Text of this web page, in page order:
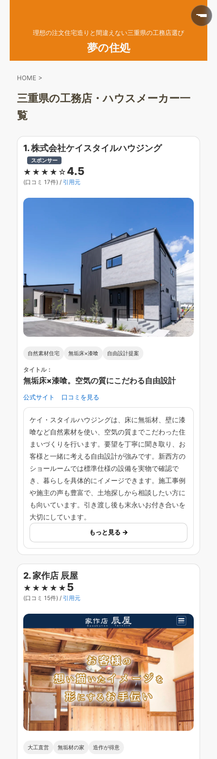
理想の注文住宅造りと間違えない三重県の工務店選び
夢の住処
HOME >
三重県の工務店・ハウスメーカー一
覧
1. 株式会社ケイスタイルハウジング
スポンサー
★★★★☆ 4.5
(口コミ 17件) / 引用元
自然素材住宅 無垢床×漆喰 自由設計提案
タイトル：
無垢床×漆喰。空気の質にこだわる自由設計
公式サイト 口コミを見る
ケイ・スタイルハウジングは、床に無垢材、壁に漆
喰など自然素材を使い、空気の質までこだわった住
まいづくりを行います。要望を丁寧に聞き取り、お
客様と一緒に考える自由設計が強みです。新西方の
ショールームでは標準仕様の設備を実物で確認で
き、暮らしを具体的にイメージできます。施工事例
や施主の声も豊富で、土地探しから相談したい方に
も向いています。引き渡し後も末永いお付き合いを
大切にしています。
もっと見る →
2. 家作店 辰屋
★★★★★ 5
(口コミ 15件) / 引用元
大工直営 無垢材の家 造作が得意